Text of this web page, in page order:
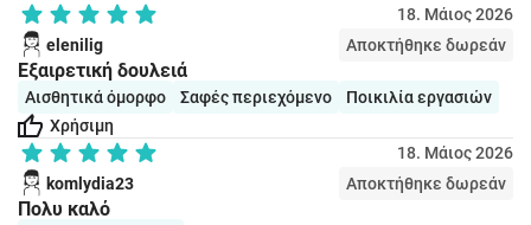
18. Μάιος 2026
elenilig
Αποκτήθηκε δωρεάν
Εξαιρετική δουλειά
Αισθητικά όμορφο Σαφές περιεχόμενο
Ποικιλία εργασιών
Χρήσιμη
18. Μάιος 2026
komlydia23
Αποκτήθηκε δωρεάν
Πολυ καλό